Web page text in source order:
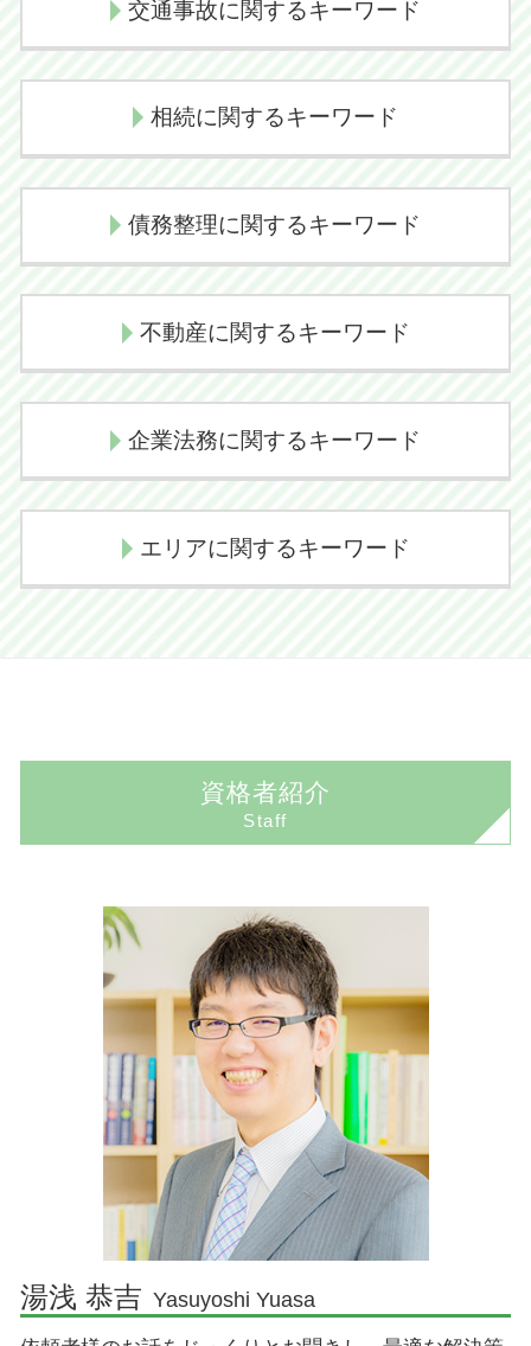
交通事故に関するキーワード
交通事故 弁護士
後遺障害認定 デメリット
人身事故 物損事故 切り替え
交通事故 後遺障害
示談交渉 コツ 不貞
後遺障害慰謝料
交通事故 示談交渉 弁護士
弁護士 示談交渉期間
損害賠償請求権
損害賠償金
交通事故 示談交渉期間
交通事故 示談 長引く
相続に関するキーワード
相続問題 弁護士
相続放棄 管轄
代襲相続とは
相続人 範囲
相続手続き 期限
代襲相続 どこまで
代襲相続 相続放棄
相続放棄 デメリット
債務整理に関するキーワード
個人再生 デメリット
任意整理 クレジットカード
個人再生 失敗
自己破産とは
任意整理 デメリット
民事再生とは
個人再生 費用
自己破産 手続き 期間
不動産に関するキーワード
境界線トラブル
不動産売買
任意売却の流れ
不動産売買トラブル 弁護士
境界線トラブル 裁判
境界線トラブル 弁護士
不動産売買トラブル 相談
境界線トラブル 塀
企業法務に関するキーワード
契約書 リーガルチェック
顧問弁護士とは 個人
顧問弁護士 費用
企業法務とは 弁護士
コンプライアンス わかりやすく
企業法務 資格
企業法務 法律事務所
顧問弁護士契約
顧問弁護士とは
取引 法務
企業法務 顧問弁護士
企業法務 弁護士
エリアに関するキーワード
成田市 相続 弁護士
成田市 債務整理 弁護士
香取市 離婚 弁護士
佐倉市 交通事故 弁護士
成田市 離婚 弁護士
佐倉市 不動産 弁護士
香取市 債務整理 弁護士
印西市 不動産 弁護士
印西市 企業法務 弁護士
成田市 刑事事件 弁護士
佐倉市 刑事事件 弁護士
印西市 相続 弁護士
香取市 刑事事件 弁護士
印西市 交通事故 弁護士
資格者紹介
Staff
湯浅 恭吉 Yasuyoshi Yuasa